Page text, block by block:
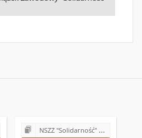
NSZZ "Solidarność" w Zespole Opieki Zdrowotnej w Kazimierzy Wielkiej